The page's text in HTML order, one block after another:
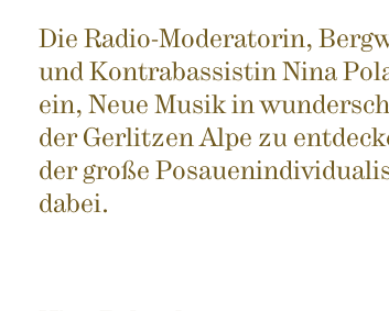
Die Radio-Moderatorin,
und Kontrabassistin Nina
ein, Neue Musik in
der Gerlitzen Alpe zu
der große
dabei.